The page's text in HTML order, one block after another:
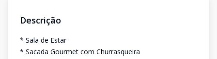
Descrição
* Sala de Estar
* Sacada Gourmet com Churrasqueira